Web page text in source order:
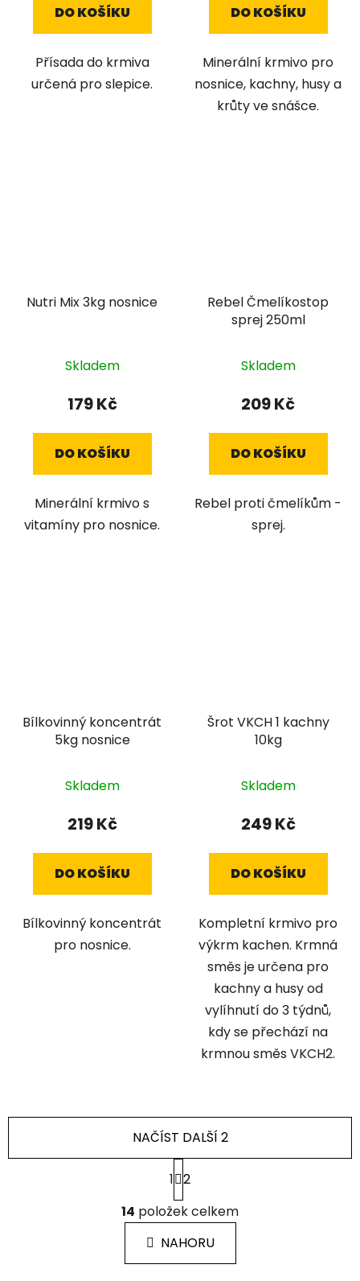
DO KOŠÍKU
Přísada do krmiva
určená pro slepice.
DO KOŠÍKU
Minerální krmivo pro
nosnice, kachny, husy a
krůty ve snášce.
Nutri Mix 3kg nosnice
Skladem
179 Kč
DO KOŠÍKU
Minerální krmivo s
vitamíny pro nosnice.
Rebel Čmelíkostop
sprej 250ml
Skladem
209 Kč
DO KOŠÍKU
Rebel proti čmelíkům -
sprej.
Bílkovinný koncentrát
5kg nosnice
Skladem
219 Kč
DO KOŠÍKU
Bílkovinný koncentrát
pro nosnice.
Šrot VKCH 1 kachny
10kg
Skladem
249 Kč
DO KOŠÍKU
Kompletní krmivo pro
výkrm kachen. Krmná
směs je určena pro
kachny a husy od
vylíhnutí do 3 týdnů,
kdy se přechází na
krmnou směs VKCH2.
O
v
l
á
d
NAČÍST DALŠÍ 2
S
t
r
á
n
k
1 2
14 položek celkem
NAHORU